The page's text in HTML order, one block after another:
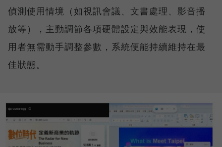
偵測使用情境（如視訊會議、文書處理、影音播
放等），主動調節各項硬體設定與效能表現，使
用者無需動手調整參數，系統便能持續維持在最
佳狀態。